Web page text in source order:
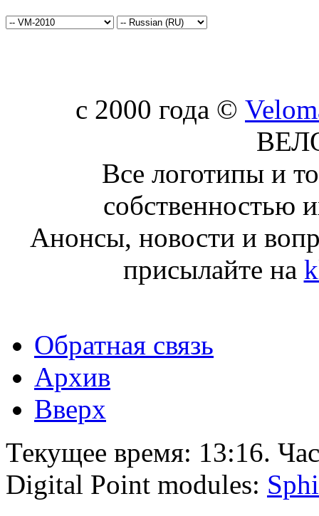
c 2000 года ©
Все логотипы и
собственностью
Анонсы, новости и
присылайте на
Обратная связь
Архив
Вверх
Текущее время: 13:16.
Digital Point modules: